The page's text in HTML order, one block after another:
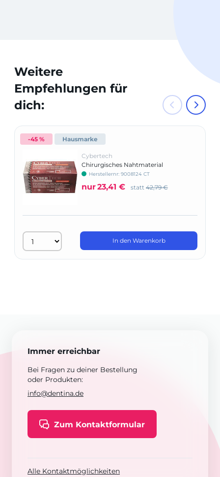
Weitere
Empfehlungen für
dich:
-45 % Hausmarke
Cybertech
Chirurgisches Nahtmaterial
Herstellernr: 9008124 CT
nur23,41 € statt 42,79 €
In den Warenkorb
Immer erreichbar
Bei Fragen zu deiner Bestellung
oder Produkten:
info@dentina.de
Zum Kontaktformular
Alle Kontaktmöglichkeiten